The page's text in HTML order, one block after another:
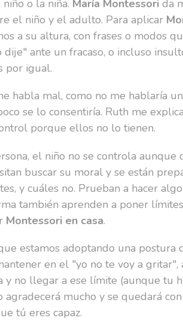
o la niña. María Montessori da
el niño y el adulto. Para aplicar
a su altura, con frases o modos
ante un fracaso, o incluso
por igual.
habla mal, como no me hablaría
se lo consentiría. Ruth me
porque ellos no lo tienen.
el niño no se controla aunque
buscar su moral y se están
y cuáles no. Prueban a hacer
también aprenden a poner
Montessori en casa.
estamos adoptando una postura
en el "yo no te voy a
y no llegar a ese límite (aunque tu
mucho y se quedará
tú eres capaz.